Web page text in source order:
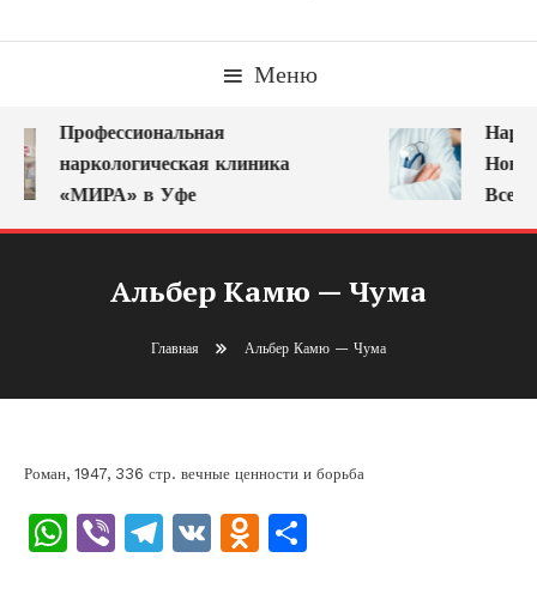
Меню
Профессиональная
наркологическая клиника
«МИРА» в Уфе
Альбер Камю — Чума
Главная Альбер Камю — Чума
Роман, 1947, 336 стр. вечные ценности и борьба
WhatsApp
ViberTelegram
VK Odnoklassniki